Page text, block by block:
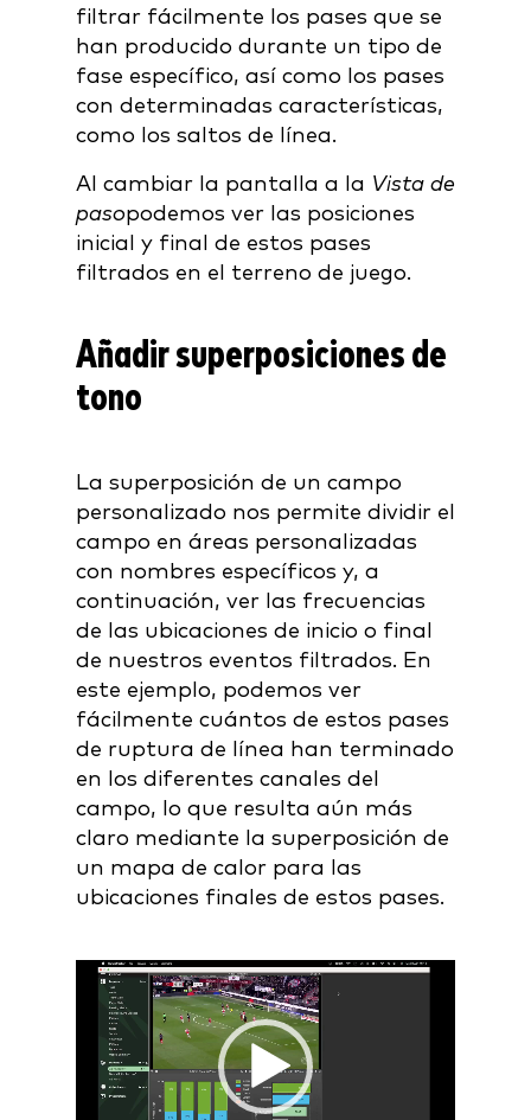
filtrar fácilmente los pases que se
han producido durante un tipo de
fase específico, así como los pases
con determinadas características,
como los saltos de línea.
Al cambiar la pantalla a la Vista de
pasopodemos ver las posiciones
inicial y final de estos pases
filtrados en el terreno de juego.
Añadir superposiciones de
tono
La superposición de un campo
personalizado nos permite dividir el
campo en áreas personalizadas
con nombres específicos y, a
continuación, ver las frecuencias
de las ubicaciones de inicio o final
de nuestros eventos filtrados. En
este ejemplo, podemos ver
fácilmente cuántos de estos pases
de ruptura de línea han terminado
en los diferentes canales del
campo, lo que resulta aún más
claro mediante la superposición de
un mapa de calor para las
ubicaciones finales de estos pases.
Video
Player